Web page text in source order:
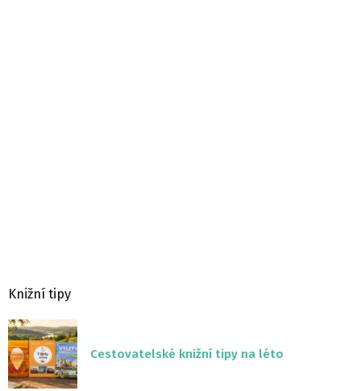
Knižní tipy
Cestovatelské knižní tipy na léto